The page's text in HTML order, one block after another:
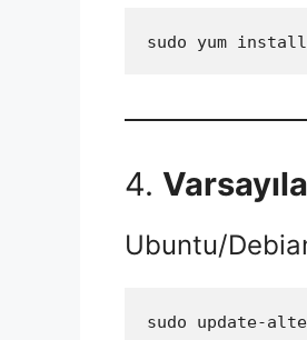
sudo yum install
4.
Ubuntu/
sudo update-